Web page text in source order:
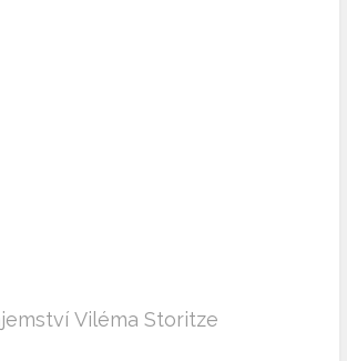
Viléma Storitze